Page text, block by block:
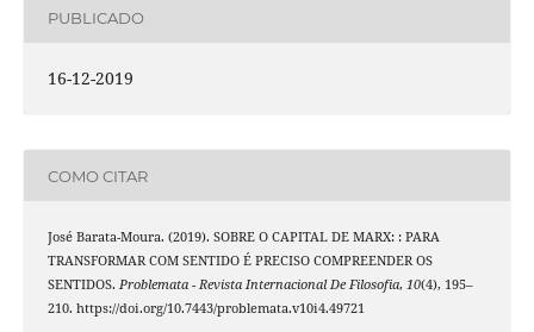
PUBLICADO
16-12-2019
COMO CITAR
José Barata-Moura. (2019). SOBRE O CAPITAL DE MARX: : PARA
TRANSFORMAR COM SENTIDO É PRECISO COMPREENDER OS
SENTIDOS. Problemata - Revista Internacional De Filosofia, 10(4), 195–
210. https://doi.org/10.7443/problemata.v10i4.49721